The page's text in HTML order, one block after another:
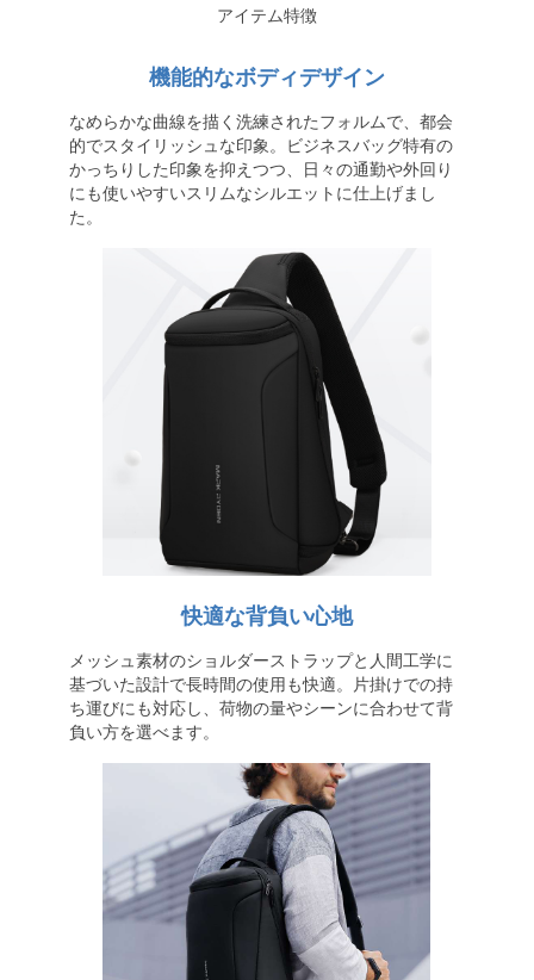
アイテム特徴
機能的なボディデザイン
なめらかな曲線を描く洗練されたフォルムで、都会
的でスタイリッシュな印象。ビジネスバッグ特有の
かっちりした印象を抑えつつ、日々の通勤や外回り
にも使いやすいスリムなシルエットに仕上げまし
た。
快適な背負い心地
メッシュ素材のショルダーストラップと人間工学に
基づいた設計で長時間の使用も快適。片掛けでの持
ち運びにも対応し、荷物の量やシーンに合わせて背
負い方を選べます。